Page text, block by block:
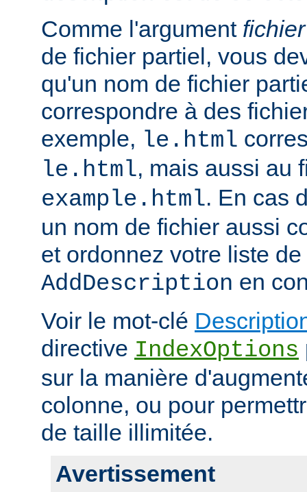
Comme l'argument fichier
de fichier partiel, vous
qu'un nom de fichier
correspondre à des
exemple, le.html
le.html, mais aussi au
example.html. En cas
un nom de fichier aussi
et ordonnez votre liste
AddDescription en
Voir le mot-clé
directive IndexOptions
sur la manière
colonne, ou pour
de taille illimitée.
Avertissement